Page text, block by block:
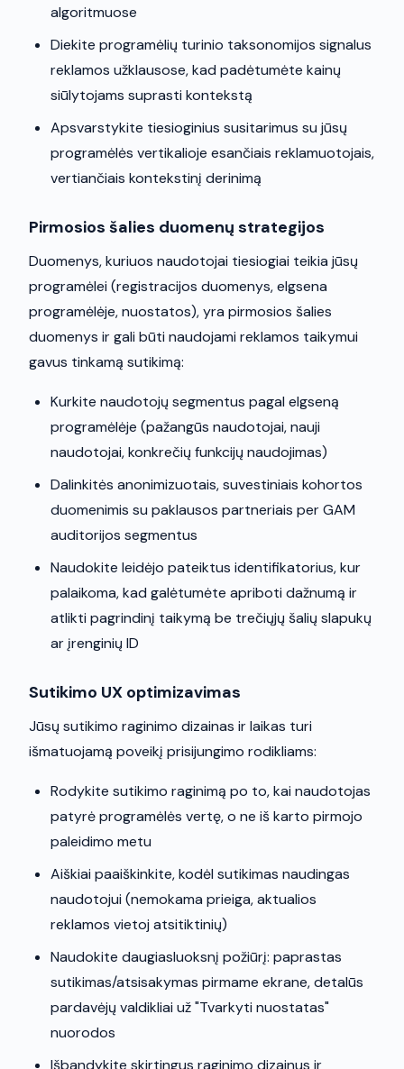
algoritmuose
Diekite programėlių turinio taksonomijos signalus
reklamos užklausose, kad padėtumėte kainų
siūlytojams suprasti kontekstą
Apsvarstykite tiesioginius susitarimus su jūsų
programėlės vertikalioje esančiais reklamuotojais,
vertiančiais kontekstinį derinimą
Pirmosios šalies duomenų strategijos
Duomenys, kuriuos naudotojai tiesiogiai teikia jūsų
programėlei (registracijos duomenys, elgsena
programėlėje, nuostatos), yra pirmosios šalies
duomenys ir gali būti naudojami reklamos taikymui
gavus tinkamą sutikimą:
Kurkite naudotojų segmentus pagal elgseną
programėlėje (pažangūs naudotojai, nauji
naudotojai, konkrečių funkcijų naudojimas)
Dalinkitės anonimizuotais, suvestiniais kohortos
duomenimis su paklausos partneriais per GAM
auditorijos segmentus
Naudokite leidėjo pateiktus identifikatorius, kur
palaikoma, kad galėtumėte apriboti dažnumą ir
atlikti pagrindinį taikymą be trečiųjų šalių slapukų
ar įrenginių ID
Sutikimo UX optimizavimas
Jūsų sutikimo raginimo dizainas ir laikas turi
išmatuojamą poveikį prisijungimo rodikliams:
Rodykite sutikimo raginimą po to, kai naudotojas
patyrė programėlės vertę, o ne iš karto pirmojo
paleidimo metu
Aiškiai paaiškinkite, kodėl sutikimas naudingas
naudotojui (nemokama prieiga, aktualios
reklamos vietoj atsitiktinių)
Naudokite daugiasluoksnį požiūrį: paprastas
sutikimas/atsisakymas pirmame ekrane, detalūs
pardavėjų valdikliai už "Tvarkyti nuostatas"
nuorodos
Išbandykite skirtingus raginimo dizainus ir